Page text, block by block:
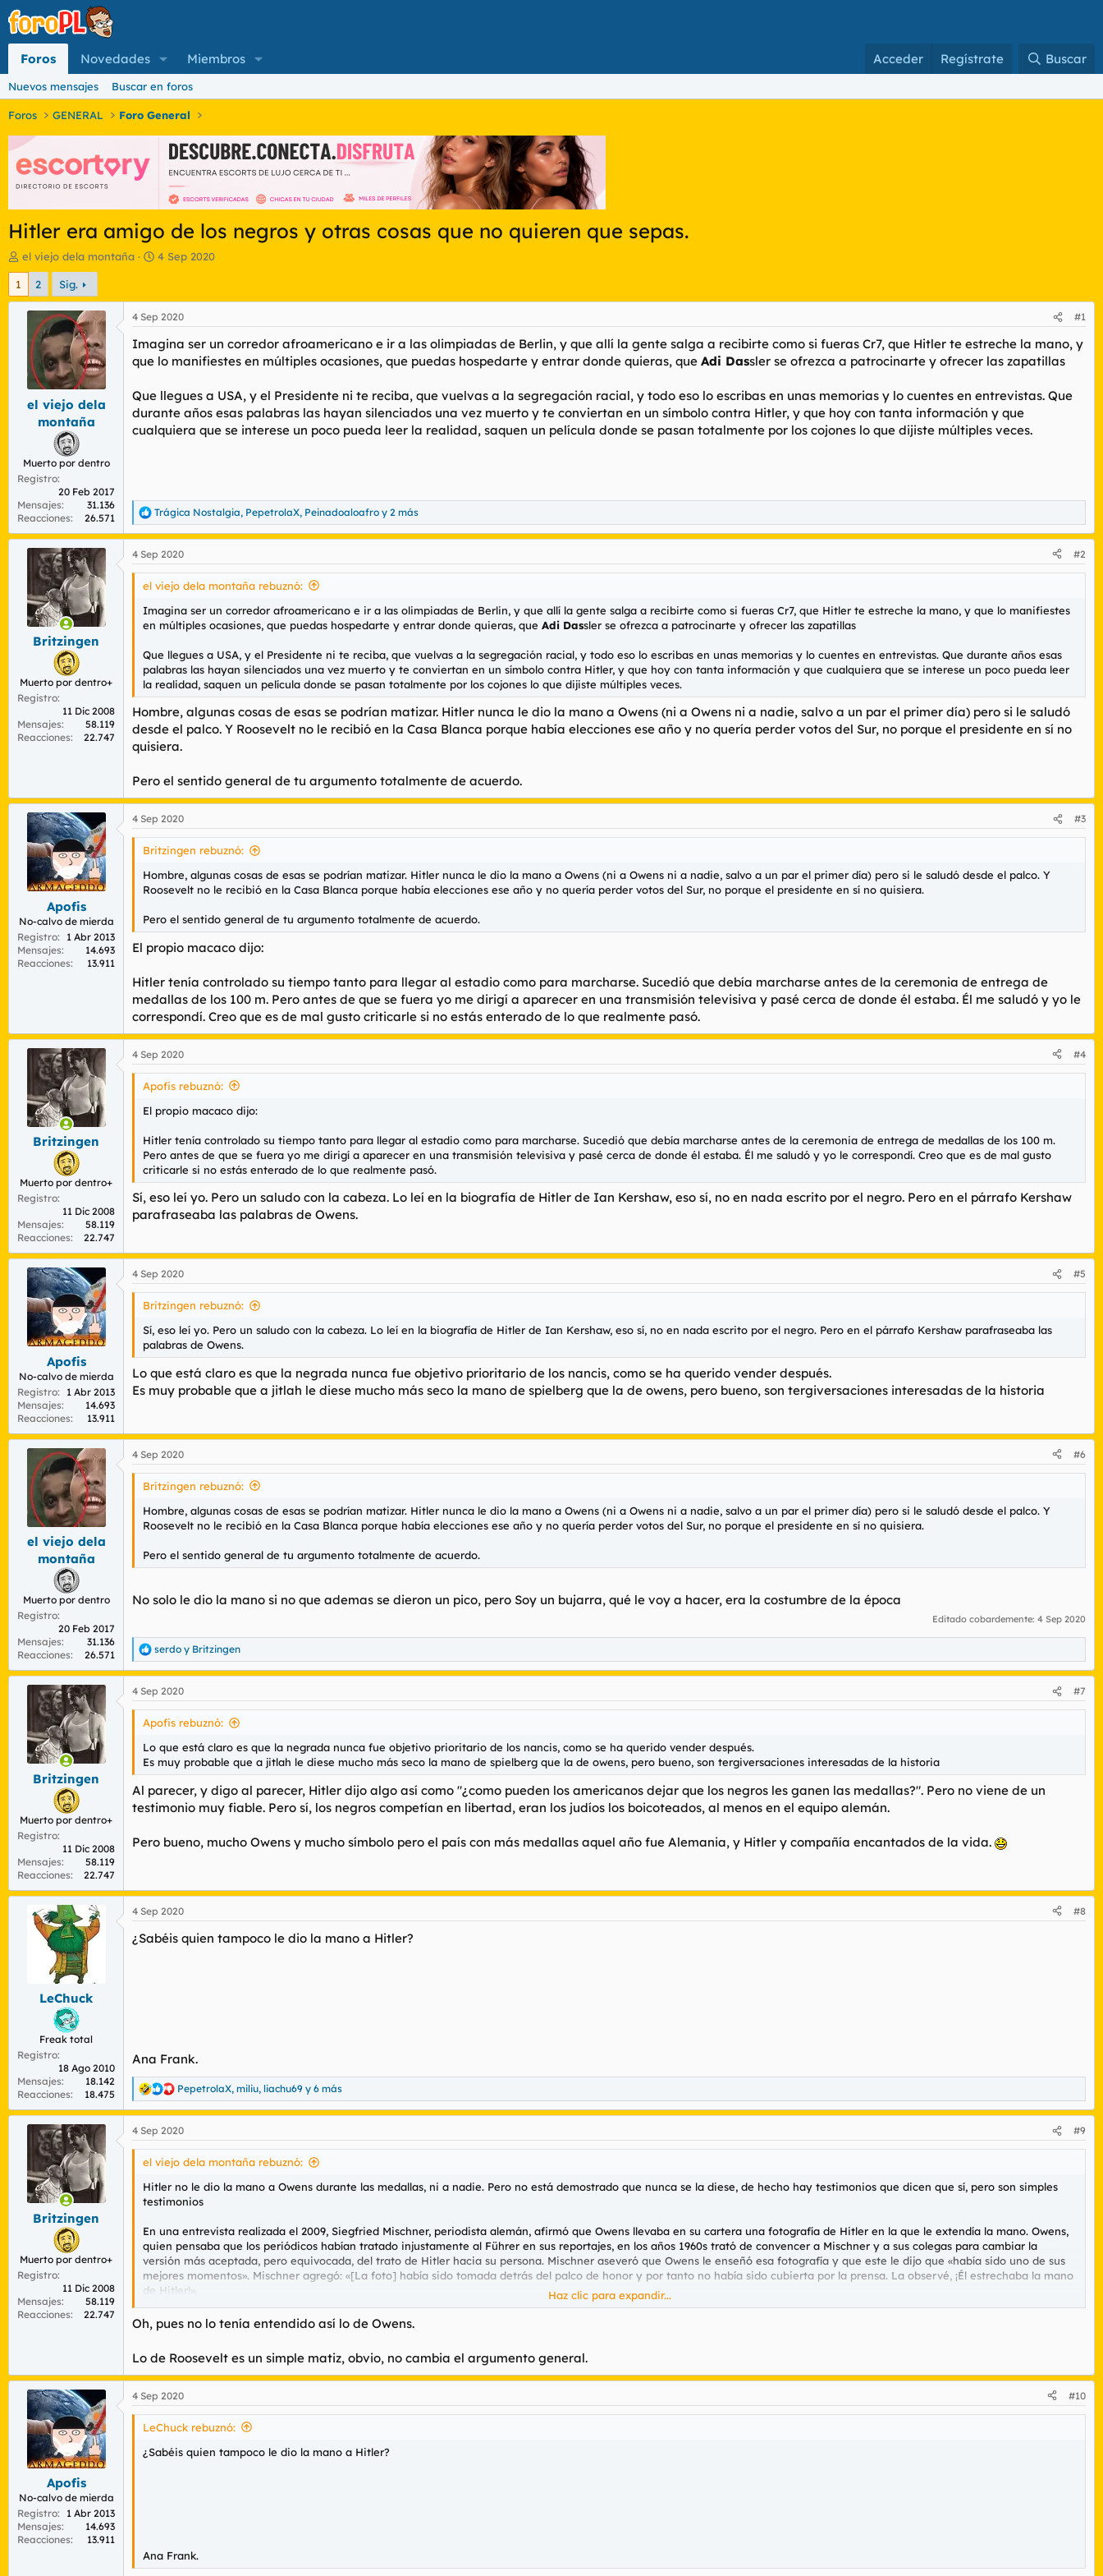
Foros Novedades Miembros Acceder Regístrate Buscar
Nuevos mensajes Buscar en foros
Foros GENERAL Foro General
Hitler era amigo de los negros y otras cosas que no quieren que sepas.
I
n
c
d
e
m
a
el viejo dela montaña
F
h
a
d
e
i
c
i
o
4 Sep 2020
1 2 Sig.
el viejo dela
montaña
Muerto por dentro
Registro
20 Feb 2017
Mensajes
31.136
Reacciones
26.571
4 Sep 2020 #1
Imagina ser un corredor afroamericano e ir a las olimpiadas de Berlin, y que allí la gente salga a recibirte como si fueras Cr7, que Hitler te estreche la mano, y
que lo manifiestes en múltiples ocasiones, que puedas hospedarte y entrar donde quieras, que Adi Dassler se ofrezca a patrocinarte y ofrecer las zapatillas
Que llegues a USA, y el Presidente ni te reciba, que vuelvas a la segregación racial, y todo eso lo escribas en unas memorias y lo cuentes en entrevistas. Que
durante años esas palabras las hayan silenciados una vez muerto y te conviertan en un símbolo contra Hitler, y que hoy con tanta información y que
cualquiera que se interese un poco pueda leer la realidad, saquen un película donde se pasan totalmente por los cojones lo que dijiste múltiples veces.
R
e
a
c
c
e
Trágica Nostalgia, PepetrolaX, Peinadoaloafro y 2 más
Britzingen
Muerto por dentro+
Registro
11 Dic 2008
Mensajes
58.119
Reacciones
22.747
4 Sep 2020 #2
el viejo dela montaña rebuznó:
Imagina ser un corredor afroamericano e ir a las olimpiadas de Berlin, y que allí la gente salga a recibirte como si fueras Cr7, que Hitler te estreche la mano, y que lo manifiestes
en múltiples ocasiones, que puedas hospedarte y entrar donde quieras, que Adi Dassler se ofrezca a patrocinarte y ofrecer las zapatillas
Que llegues a USA, y el Presidente ni te reciba, que vuelvas a la segregación racial, y todo eso lo escribas en unas memorias y lo cuentes en entrevistas. Que durante años esas
palabras las hayan silenciados una vez muerto y te conviertan en un símbolo contra Hitler, y que hoy con tanta información y que cualquiera que se interese un poco pueda leer
la realidad, saquen un película donde se pasan totalmente por los cojones lo que dijiste múltiples veces.
Hombre, algunas cosas de esas se podrían matizar. Hitler nunca le dio la mano a Owens (ni a Owens ni a nadie, salvo a un par el primer día) pero si le saludó
desde el palco. Y Roosevelt no le recibió en la Casa Blanca porque había elecciones ese año y no quería perder votos del Sur, no porque el presidente en sí no
quisiera.
Pero el sentido general de tu argumento totalmente de acuerdo.
Apofis
No-calvo de mierda
Registro
1 Abr 2013
Mensajes
14.693
Reacciones
13.911
4 Sep 2020 #3
Britzingen rebuznó:
Hombre, algunas cosas de esas se podrían matizar. Hitler nunca le dio la mano a Owens (ni a Owens ni a nadie, salvo a un par el primer día) pero si le saludó desde el palco. Y
Roosevelt no le recibió en la Casa Blanca porque había elecciones ese año y no quería perder votos del Sur, no porque el presidente en sí no quisiera.
Pero el sentido general de tu argumento totalmente de acuerdo.
El propio macaco dijo:
Hitler tenía controlado su tiempo tanto para llegar al estadio como para marcharse. Sucedió que debía marcharse antes de la ceremonia de entrega de
medallas de los 100 m. Pero antes de que se fuera yo me dirigí a aparecer en una transmisión televisiva y pasé cerca de donde él estaba. Él me saludó y yo le
correspondí. Creo que es de mal gusto criticarle si no estás enterado de lo que realmente pasó.
Britzingen
Muerto por dentro+
Registro
11 Dic 2008
Mensajes
58.119
Reacciones
22.747
4 Sep 2020 #4
Apofis rebuznó:
El propio macaco dijo:
Hitler tenía controlado su tiempo tanto para llegar al estadio como para marcharse. Sucedió que debía marcharse antes de la ceremonia de entrega de medallas de los 100 m.
Pero antes de que se fuera yo me dirigí a aparecer en una transmisión televisiva y pasé cerca de donde él estaba. Él me saludó y yo le correspondí. Creo que es de mal gusto
criticarle si no estás enterado de lo que realmente pasó.
Sí, eso leí yo. Pero un saludo con la cabeza. Lo leí en la biografía de Hitler de Ian Kershaw, eso sí, no en nada escrito por el negro. Pero en el párrafo Kershaw
parafraseaba las palabras de Owens.
Apofis
No-calvo de mierda
Registro
1 Abr 2013
Mensajes
14.693
Reacciones
13.911
4 Sep 2020 #5
Britzingen rebuznó:
Sí, eso leí yo. Pero un saludo con la cabeza. Lo leí en la biografía de Hitler de Ian Kershaw, eso sí, no en nada escrito por el negro. Pero en el párrafo Kershaw parafraseaba las
palabras de Owens.
Lo que está claro es que la negrada nunca fue objetivo prioritario de los nancis, como se ha querido vender después.
Es muy probable que a jitlah le diese mucho más seco la mano de spielberg que la de owens, pero bueno, son tergiversaciones interesadas de la historia
el viejo dela
montaña
Muerto por dentro
Registro
20 Feb 2017
Mensajes
31.136
Reacciones
26.571
4 Sep 2020 #6
Britzingen rebuznó:
Hombre, algunas cosas de esas se podrían matizar. Hitler nunca le dio la mano a Owens (ni a Owens ni a nadie, salvo a un par el primer día) pero si le saludó desde el palco. Y
Roosevelt no le recibió en la Casa Blanca porque había elecciones ese año y no quería perder votos del Sur, no porque el presidente en sí no quisiera.
Pero el sentido general de tu argumento totalmente de acuerdo.
No solo le dio la mano si no que ademas se dieron un pico, pero Soy un bujarra, qué le voy a hacer, era la costumbre de la época
Editado cobardemente: 4 Sep 2020
R
e
a
c
c
s
:
serdo y Britzingen
Britzingen
Muerto por dentro+
Registro
11 Dic 2008
Mensajes
58.119
Reacciones
22.747
4 Sep 2020 #7
Apofis rebuznó:
Lo que está claro es que la negrada nunca fue objetivo prioritario de los nancis, como se ha querido vender después.
Es muy probable que a jitlah le diese mucho más seco la mano de spielberg que la de owens, pero bueno, son tergiversaciones interesadas de la historia
Al parecer, y digo al parecer, Hitler dijo algo así como "¿como pueden los americanos dejar que los negros les ganen las medallas?". Pero no viene de un
testimonio muy fiable. Pero sí, los negros competían en libertad, eran los judíos los boicoteados, al menos en el equipo alemán.
Pero bueno, mucho Owens y mucho símbolo pero el país con más medallas aquel año fue Alemania, y Hitler y compañía encantados de la vida.
LeChuck
Freak total
Registro
18 Ago 2010
Mensajes
18.142
Reacciones
18.475
4 Sep 2020 #8
¿Sabéis quien tampoco le dio la mano a Hitler?
Ana Frank.
R
e
a
c
c
e
PepetrolaX, miliu, liachu69 y 6 más
Britzingen
Muerto por dentro+
Registro
11 Dic 2008
Mensajes
58.119
Reacciones
22.747
4 Sep 2020 #9
el viejo dela montaña rebuznó:
Hitler no le dio la mano a Owens durante las medallas, ni a nadie. Pero no está demostrado que nunca se la diese, de hecho hay testimonios que dicen que sí, pero son simples
testimonios
En una entrevista realizada el 2009, Siegfried Mischner, periodista alemán, afirmó que Owens llevaba en su cartera una fotografía de Hitler en la que le extendía la mano. Owens,
quien pensaba que los periódicos habían tratado injustamente al Führer en sus reportajes, en los años 1960s trató de convencer a Mischner y a sus colegas para cambiar la
versión más aceptada, pero equivocada, del trato de Hitler hacia su persona. Mischner aseveró que Owens le enseñó esa fotografía y que este le dijo que «había sido uno de sus
mejores momentos». Mischner agregó: «[La foto] había sido tomada detrás del palco de honor y por tanto no había sido cubierta por la prensa. La observé, ¡Él estrechaba la mano
de Hitler!».
en 2014,Eric Brown, distinguido piloto aéreo británico, aseveró en un documental de la
logrado»
El matiz de Roosevelt, ni quita ni pone, énfasis al trato recibido por Owens en su país, mas bien pon.
Haz clic para expandir...
Oh, pues no lo tenía entendido así lo de Owens.
Lo de Roosevelt es un simple matiz, obvio, no cambia el argumento general.
Apofis
No-calvo de mierda
Registro
1 Abr 2013
Mensajes
14.693
Reacciones
13.911
4 Sep 2020 #10
LeChuck rebuznó:
¿Sabéis quien tampoco le dio la mano a Hitler?
Ana Frank.